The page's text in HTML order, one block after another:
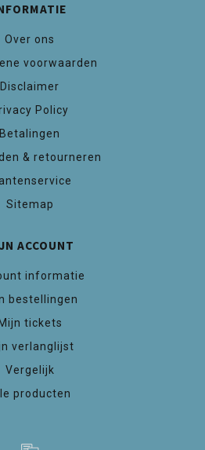
Over ons
voorwaarden
Disclaimer
Policy
Betalingen
& retourneren
Sitemap
ACCOUNT
informatie
bestellingen
Mijn tickets
verlanglijst
Vergelijk
producten